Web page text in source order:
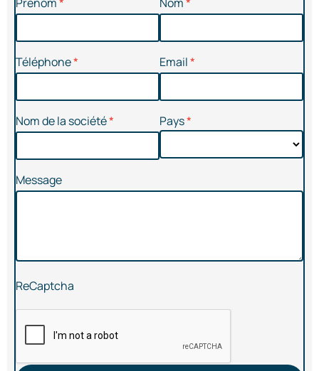
Téléphone Email
Nom de la société Pays
Message
ReCaptcha